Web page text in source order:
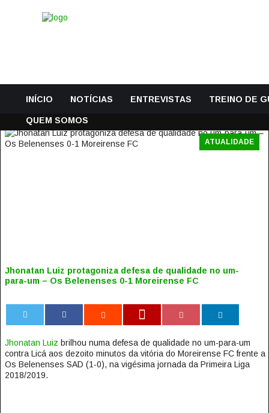
INÍCIO NOTÍCIAS ENTREVISTAS TREINO DE
QUEM SOMOS
ATUALIDADE
Jhonatan Luiz protagoniza defesa de qualidade no um-
para-um – Os Belenenses 0-1 Moreirense FC
Jhonatan Luiz brilhou numa defesa de qualidade no um-para-um
contra Licá aos dezoito minutos da vitória do Moreirense FC frente a
Os Belenenses SAD (1-0), na vigésima jornada da Primeira Liga
2018/2019.